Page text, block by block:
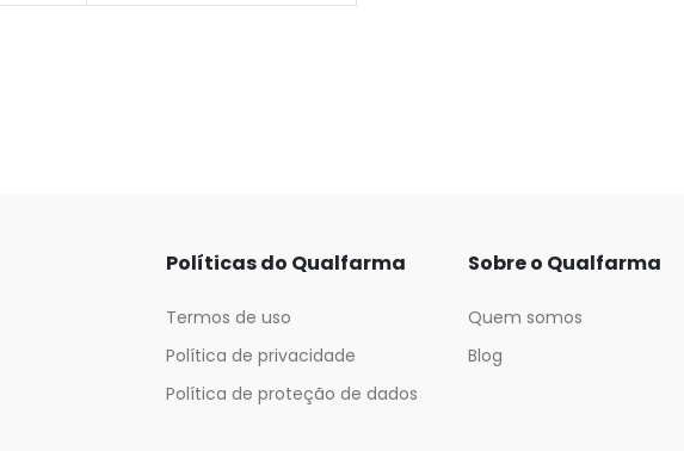
Políticas do Qualfarma
Termos de uso
Política de privacidade
Política de proteção de dados
Sobre o Qualfarma
Quem somos
Blog